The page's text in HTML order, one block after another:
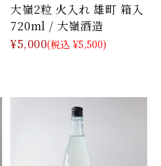
大嶺2粒 火入れ 雄町 箱入
720ml / 大嶺酒造
¥5,000(税込 ¥5,500)